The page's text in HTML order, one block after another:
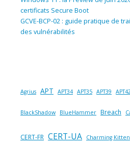
certificats Secure Boot
GCVE-BCP-02 : guide pratique de
des vulnérabilités
Agrius APT APT34 APT35 APT39
BlackShadow BlueHammer Breach
CERT-FR CERT-UA Charming Kitten